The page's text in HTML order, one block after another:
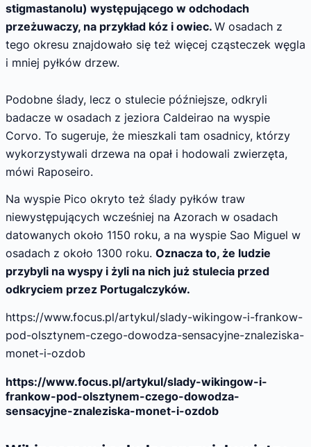
stigmastanolu) występującego w odchodach
przeżuwaczy, na przykład kóz i owiec. W osadach z
tego okresu znajdowało się też więcej cząsteczek węgla
i mniej pyłków drzew.
Podobne ślady, lecz o stulecie późniejsze, odkryli
badacze w osadach z jeziora Caldeirao na wyspie
Corvo. To sugeruje, że mieszkali tam osadnicy, którzy
wykorzystywali drzewa na opał i hodowali zwierzęta,
mówi Raposeiro.
Na wyspie Pico okryto też ślady pyłków traw
niewystępujących wcześniej na Azorach w osadach
datowanych około 1150 roku, a na wyspie Sao Miguel w
osadach z około 1300 roku. Oznacza to, że ludzie
przybyli na wyspy i żyli na nich już stulecia przed
odkryciem przez Portugalczyków.
https://www.focus.pl/artykul/slady-wikingow-i-frankow-
pod-olsztynem-czego-dowodza-sensacyjne-znaleziska-
monet-i-ozdob
https://www.focus.pl/artykul/slady-wikingow-i-
frankow-pod-olsztynem-czego-dowodza-
sensacyjne-znaleziska-monet-i-ozdob